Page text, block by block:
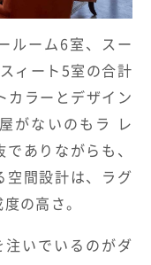
ルーム6室、スー
ィート5室の合計
カラーとデザイン
がないのもラ レ
ありながらも、
空間設計は、ラグ
の高さ。
いでいるのがダ